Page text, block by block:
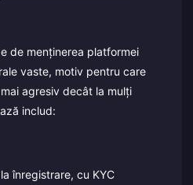
de menținerea platformei
vaste, motiv pentru care
agresiv decât la mulți
includ:
la înregistrare, cu KYC